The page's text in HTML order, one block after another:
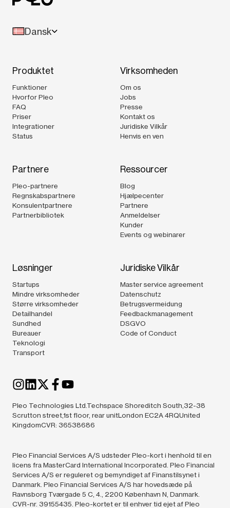
Dansk
Produktet
Funktioner
Hvorfor Pleo
FAQ
Priser
Integrationer
Status
Virksomheden
Om os
Jobs
Presse
Kontakt os
Juridiske Vilkår
Henvis en ven
Partnere
Pleo-partnere
Regnskabspartnere
Konsulentpartnere
Partnerbibliotek
Ressourcer
Blog
Hjælpecenter
Partnere
Anmeldelser
Kunder
Events og webinarer
Løsninger
Startups
Mindre virksomheder
Større virksomheder
Detailhandel
Sundhed
Bureauer
Teknologi
Transport
Juridiske Vilkår
Master service agreement
Datenschutz
Betrugsvermeidung
Feedbackmanagement
DSGVO
Code of Conduct
Pleo Technologies Ltd.Techspace Shoreditch South,32-38
Scrutton street,1st floor, rear unitLondon EC2A 4RQUnited
KingdomCVR: 36538686
Pleo Financial Services A/S udsteder Pleo-kort i henhold til en
licens fra MasterCard International Incorporated. Pleo Financial
Services A/S er reguleret og bemyndiget af Finanstilsynet i
Danmark. Pleo Financial Services A/S har hovedsæde på
Ravnsborg Tværgade 5 C, 4., 2200 København N, Danmark.
CVR-nr. 39155435. Pleo-kortet er til enhver tid ejet af Pleo